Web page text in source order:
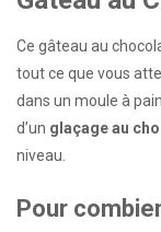
Ce gâteau au
tout ce que vous
dans un moule à
d’un glaçage au
niveau.
Pour